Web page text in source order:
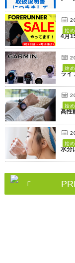
始
4月
始
ライ
始
高性
始
水分